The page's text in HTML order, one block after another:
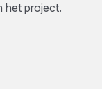
het project.